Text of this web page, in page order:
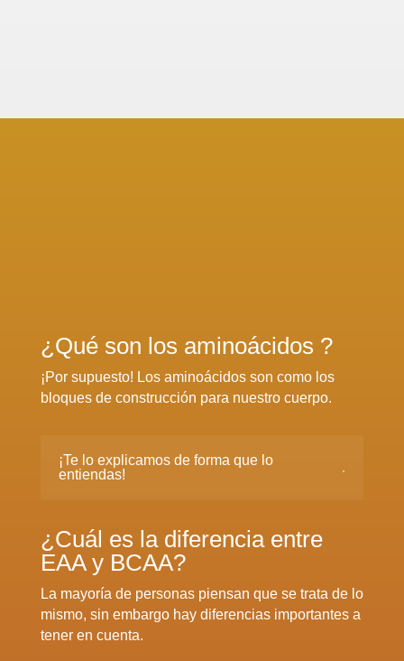
¿Qué son los aminoácidos ?
¡Por supuesto! Los aminoácidos son como los
bloques de construcción para nuestro cuerpo.
¡Te lo explicamos de forma que lo
entiendas!
¿Cuál es la diferencia entre
EAA y BCAA?
La mayoría de personas piensan que se trata de lo
mismo, sin embargo hay diferencias importantes a
tener en cuenta.